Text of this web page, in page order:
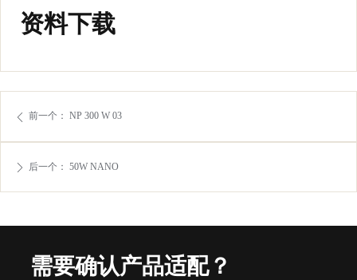
资料下载
ꄴ 前一个： NP 300 W 03
ꄲ 后一个： 50W NANO
需要确认产品适配？